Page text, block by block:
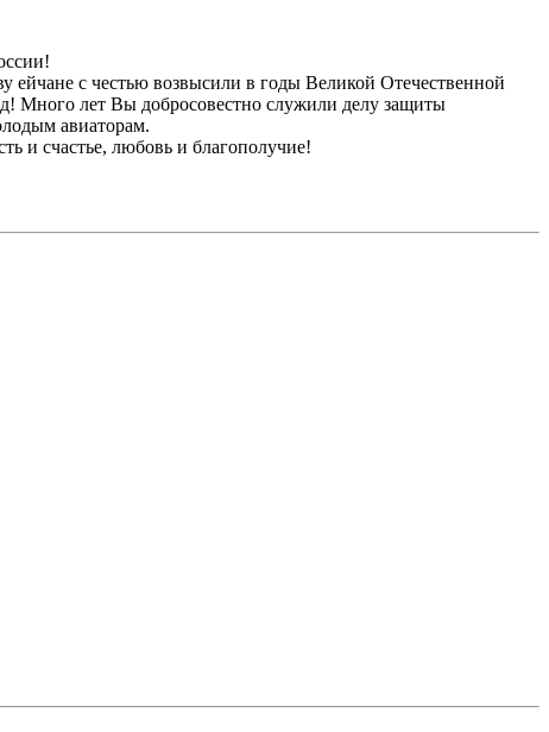
ейчане с честью возвысили в годы Великой Отечественной
Много лет Вы добросовестно служили делу защиты
авиаторам.
и счастье, любовь и благополучие!